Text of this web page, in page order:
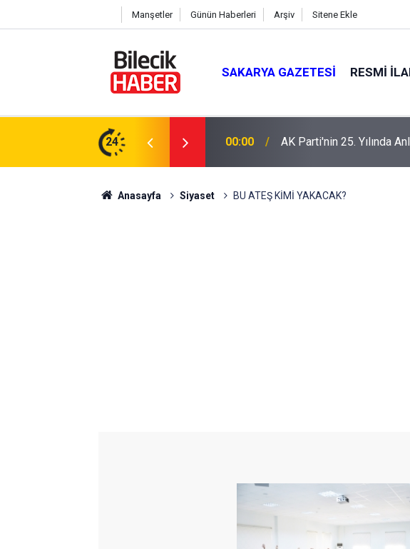
Manşetler Günün Haberleri Arşiv Sitene Ekle
SAKARYA GAZETESI RESMI
24 16:04 Saman balyaları küle
Anasayfa Siyaset BU ATEŞ KİMİ YAKACAK?